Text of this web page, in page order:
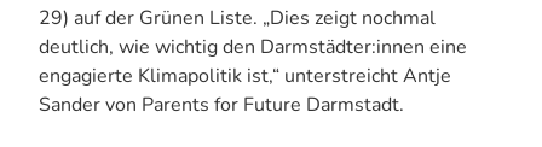
29) auf der Grünen Liste. „Dies zeigt nochmal
deutlich, wie wichtig den Darmstädter:innen eine
engagierte Klimapolitik ist,“ unterstreicht Antje
Sander von Parents for Future Darmstadt.